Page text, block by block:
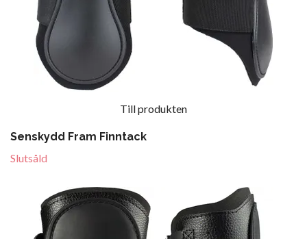
Till produkten
Senskydd Fram Finntack
Slutsåld